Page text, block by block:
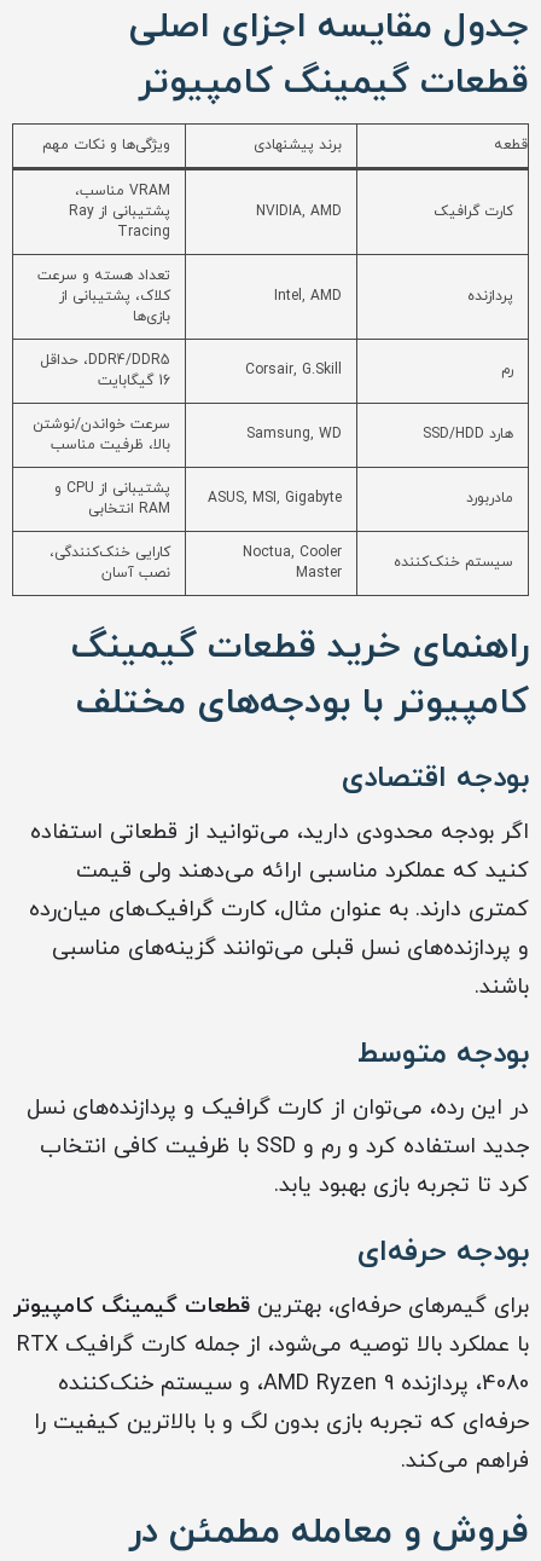
جدول مقایسه اجزای اصلی
قطعات گیمینگ کامپیوتر
قطعه برند پیشنهادی ویژگی‌ها و نکات مهم
کارت گرافیک NVIDIA, AMD
VRAM مناسب،
پشتیبانی از Ray
Tracing
پردازنده Intel, AMD
تعداد هسته و سرعت
کلاک، پشتیبانی از
بازی‌ها
رم Corsair, G.Skill
DDR4/DDR5، حداقل
16 گیگابایت
هارد SSD/HDD Samsung, WD
سرعت خواندن/نوشتن
بالا، ظرفیت مناسب
مادربورد ASUS, MSI, Gigabyte
پشتیبانی از CPU و
RAM انتخابی
سیستم خنک‌کننده
Noctua, Cooler
Master
کارایی خنک‌کنندگی،
نصب آسان
راهنمای خرید قطعات گیمینگ
کامپیوتر با بودجه‌های مختلف
بودجه اقتصادی
اگر بودجه محدودی دارید، می‌توانید از قطعاتی استفاده
کنید که عملکرد مناسبی ارائه می‌دهند ولی قیمت
کمتری دارند. به عنوان مثال، کارت گرافیک‌های میان‌رده
و پردازنده‌های نسل قبلی می‌توانند گزینه‌های مناسبی
باشند.
بودجه متوسط
در این رده، می‌توان از کارت گرافیک و پردازنده‌های نسل
جدید استفاده کرد و رم و SSD با ظرفیت کافی انتخاب
کرد تا تجربه بازی بهبود یابد.
بودجه حرفه‌ای
برای گیمرهای حرفه‌ای، بهترین قطعات گیمینگ کامپیوتر
با عملکرد بالا توصیه می‌شود، از جمله کارت گرافیک RTX
4080، پردازنده AMD Ryzen 9، و سیستم خنک‌کننده
حرفه‌ای که تجربه بازی بدون لگ و با بالاترین کیفیت را
فراهم می‌کند.
فروش و معامله مطمئن در